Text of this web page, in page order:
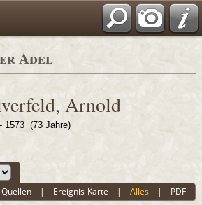
Adel
Arnold
1573 (73 Jahre)
Quellen | Ereignis-Karte |Alles | PDF